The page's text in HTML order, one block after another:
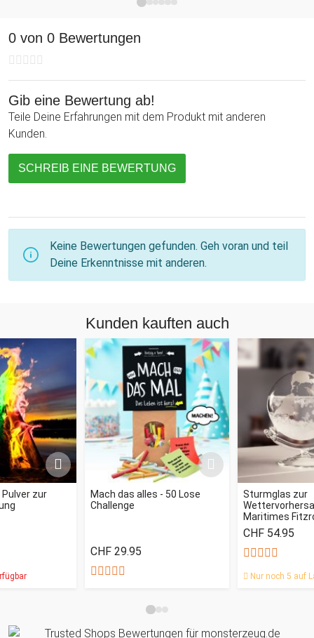
beim Vatertag oder auf dem Festival. Eure Fotos damit
werden großartig - und auch nicht peinlich.
0 von 0 Bewertungen
Gib eine Bewertung ab!
Teile Deine Erfahrungen mit dem Produkt mit anderen
Kunden.
SCHREIB EINE BEWERTUNG
Keine Bewertungen gefunden. Geh voran und teil
Deine Erkenntnisse mit anderen.
Kunden kauften auch
zur
Mach das alles - 50 Lose
Challenge
CHF 29.95
Sturmglas zur
Maritimes
CHF 54.95
Nur noch 5 auf